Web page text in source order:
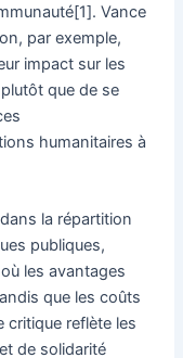
Vance
par exemple,
impact sur les
que de se
humanitaires à
la répartition
publiques,
les avantages
que les coûts
critique reflète les
de solidarité